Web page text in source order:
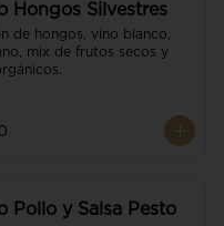
Hongos Silvestres
de hongos, vino blanco,
mix de frutos secos y
Pollo y Salsa Pesto